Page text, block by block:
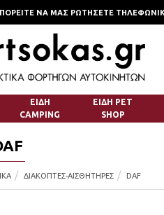
ΝΑ ΜΑΣ ΡΩΤΗΣΕΤΕ ΤΗΛΕΦΩΝΙΚΩΣ
ΕΙΔΗ
CAMPING
ΕΙΔΗ PET
SHOP
ΔΙΑΚΟΠΤΕΣ-ΑΙΣΘΗΤΗΡΕΣ DAF